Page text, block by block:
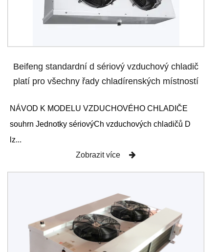
Beifeng standardní d sériový vzduchový chladič
platí pro všechny řady chladírenských místností
NÁVOD K MODELU VZDUCHOVÉHO CHLADIČE
souhrn Jednotky sériovýCh vzduchových chladičů D
lz...
Zobrazit více